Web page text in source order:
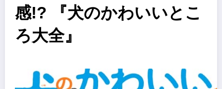
感!? 『犬のかわいいとこ
ろ大全』